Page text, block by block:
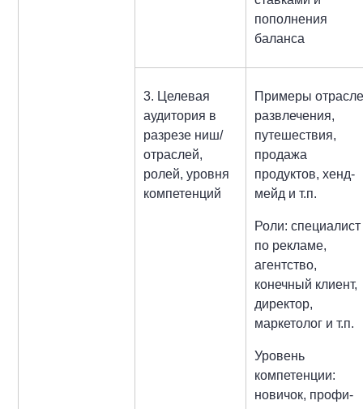
пополнения
баланса
3. Целевая
аудитория в
разрезе ниш/
отраслей,
ролей, уровня
компетенций
Примеры
развлечения,
путешествия,
продажа
продуктов, хенд-
мейд и т.п.
Роли: специалист
по рекламе,
агентство,
конечный клиент,
директор,
маркетолог и т.п.
Уровень
компетенции:
новичок, профи-